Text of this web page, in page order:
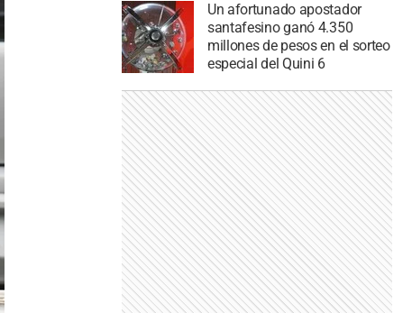
Un afortunado apostador
santafesino ganó 4.350
millones de pesos en el sorteo
especial del Quini 6